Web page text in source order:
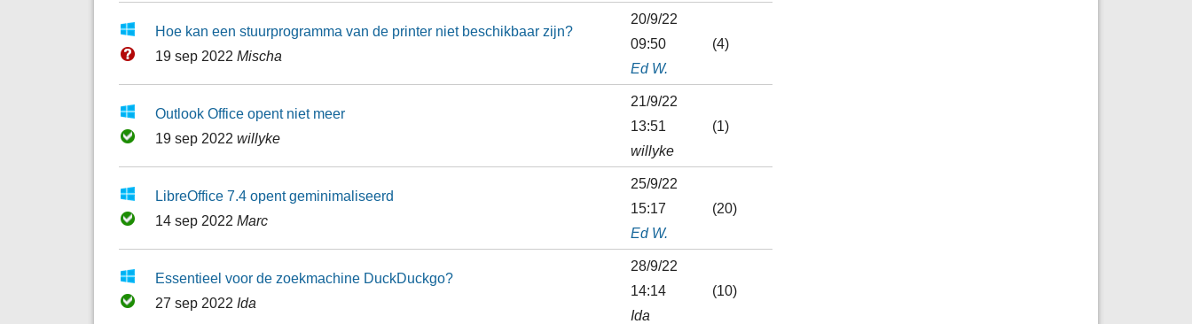
Hoe kan een stuurprogramma van de printer niet beschikbaar zijn?
19 sep 2022 Mischa
20/9/22
09:50
Ed W.
(4)
Outlook Office opent niet meer
19 sep 2022 willyke
21/9/22
13:51
willyke
(1)
LibreOffice 7.4 opent geminimaliseerd
14 sep 2022 Marc
25/9/22
15:17
Ed W.
(20)
Essentieel voor de zoekmachine DuckDuckgo?
27 sep 2022 Ida
28/9/22
14:14
Ida
(10)